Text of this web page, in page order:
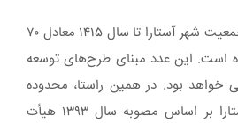
بر اساس برنامه‌ریزی‌ها، جمعیت شهر آستارا تا سال ۱۴۱۵ معادل ۷۰
است. این عدد مبنای طرح‌های توسعه
خواهد بود. در همین راستا، محدوده
منطقه ویژه اقتصادی آستارا بر اساس مصوبه سال ۱۳۹۳ هیأت